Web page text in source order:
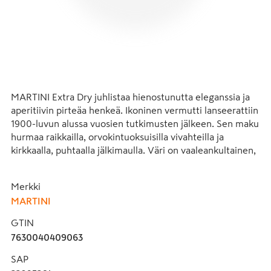
MARTINI Extra Dry juhlistaa hienostunutta eleganssia ja
aperitiivin pirteäa henkeä. Ikoninen vermutti lanseerattiin
1900-luvun alussa vuosien tutkimusten jälkeen. Sen maku
hurmaa raikkailla, orvokintuoksuisilla vivahteilla ja
kirkkaalla, puhtaalla jälkimaulla. Väri on vaaleankultainen,
Kevyt, kuiva ja moniulotteinen juoma sopii niille, jotka
arvostavat vivahteikkuutta ja hienostuneisuutta.
Merkki
MARTINI
GTIN
7630040409063
SAP